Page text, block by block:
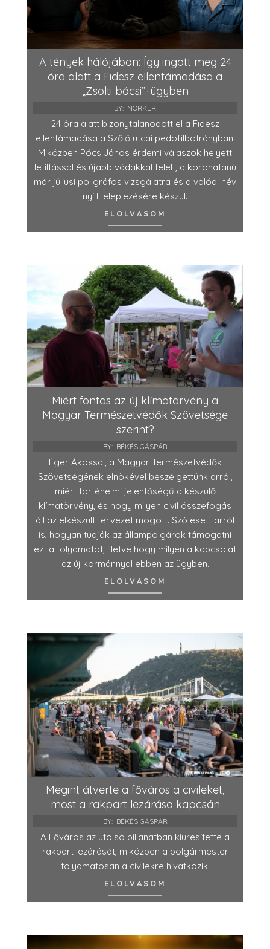
A tények hálójában: Így ingott meg 24
óra alatt a Fidesz ellentámadása a
„Zsolti bácsi”-ügyben
BY: NORKER
24 óra alatt bizonytalanodott el a Fidesz
ellentámadása a Szőlő utcai pedofilbotrányban.
Miközben Pócs János érdemi válaszok helyett
letiltással és újabb vádakkal felelt, a koronatanú
már júliusi poligráfos vizsgálatra és a valódi név
nyílt leleplezésére készül.
ELOLVASOM
Miért fontos az új klímatörvény a
Magyar Természetvédők Szövetsége
szerint?
BY: BÉKÉS GÁSPÁR
Éger Ákossal, a Magyar Természetvédők
Szövetségének elnökével beszélgettünk arról,
miért történelmi jelentőségű a készülő
klímatörvény, és hogy milyen civil összefogás
áll az elkészült tervezet mögött. Szó esett arról
is, hogyan tudják az állampolgárok támogatni
ezt a folyamatot, illetve hogy milyen a kapcsolat
az új kormánnyal ebben az ügyben.
ELOLVASOM
Megint átverte a főváros a civileket,
most a rakpart lezárása kapcsán
BY: BÉKÉS GÁSPÁR
A Főváros az utolsó pillanatban kiüresítette a
rakpart lezárását, miközben a polgármester
folyamatosan a civilekre hivatkozik.
ELOLVASOM